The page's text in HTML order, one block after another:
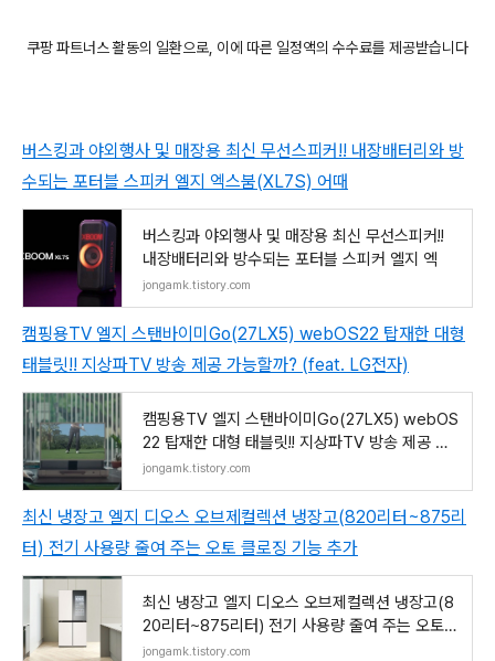
쿠팡 파트너스 활동의 일환으로, 이에 따른 일정액의 수수료를 제공받습니다
버스킹과 야외행사 및 매장용 최신 무선스피커!! 내장배터리와 방
수되는 포터블 스피커 엘지 엑스붐(XL7S) 어때
버스킹과 야외행사 및 매장용 최신 무선스피커!!
내장배터리와 방수되는 포터블 스피커 엘지 엑
jongamk.tistory.com
캠핑용TV 엘지 스탠바이미Go(27LX5) webOS22 탑재한 대형
태블릿!! 지상파TV 방송 제공 가능할까? (feat. LG전자)
캠핑용TV 엘지 스탠바이미Go(27LX5) webOS
22 탑재한 대형 태블릿!! 지상파TV 방송 제공 가
능할까? (feat.
jongamk.tistory.com
최신 냉장고 엘지 디오스 오브제컬렉션 냉장고(820리터~875리
터) 전기 사용량 줄여 주는 오토 클로징 기능 추가
최신 냉장고 엘지 디오스 오브제컬렉션 냉장고(8
20리터~875리터) 전기 사용량 줄여 주는 오토
클로
jongamk.tistory.com